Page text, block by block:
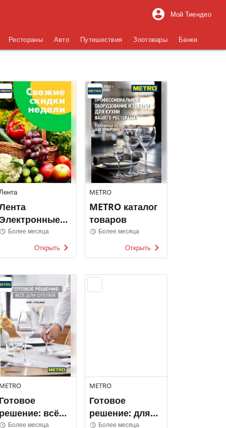
Мой Тиендео
Рестораны Авто Путешествия Зоотовары Банки
каталоги
Более месяца
Открыть
METRO
METRO каталог
товаров
Более месяца
Открыть
METRO
Готовое
решение: всё
для отелей
Более месяца
METRO
Готовое
решение: для
вашего
Более месяца